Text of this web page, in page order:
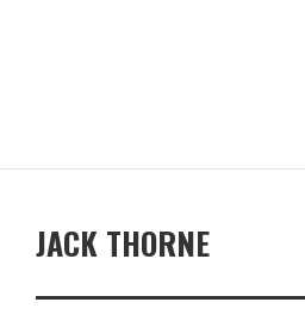
JACK THORNE